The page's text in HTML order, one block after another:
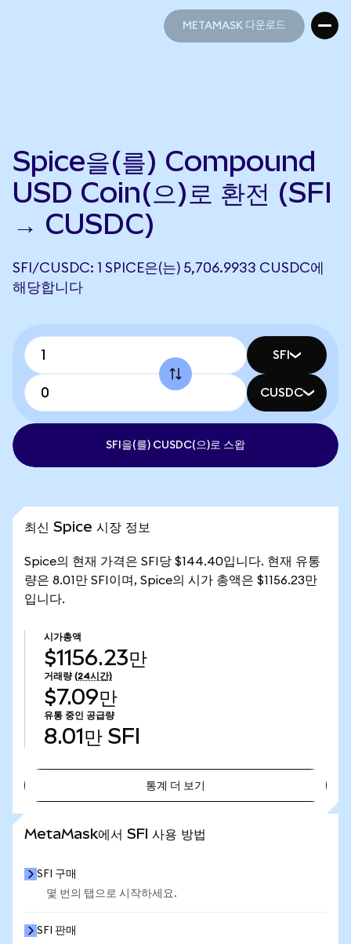
METAMASK 다운로드
Spice을(를) Compound
USD Coin(으)로 환전 (SFI
→ CUSDC)
SFI/CUSDC: 1 SPICE은(는) 5,706.9933 CUSDC에
해당합니다
SFI
CUSDC
SFI을(를) CUSDC(으)로 스왑
최신 Spice 시장 정보
Spice의 현재 가격은 SFI당 $144.40입니다. 현재 유통
량은 8.01만 SFI이며, Spice의 시가 총액은 $1156.23만
입니다.
시가총액
$1156.23만
거래량 (24시간)
$7.09만
유통 중인 공급량
8.01만 SFI
통계 더 보기
MetaMask에서 SFI 사용 방법
SFI 구매
몇 번의 탭으로 시작하세요.
SFI 판매